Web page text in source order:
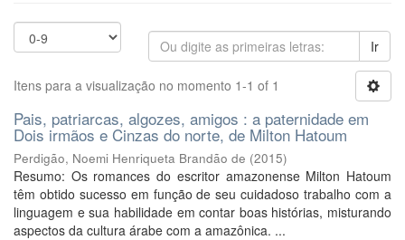
Ir
Itens para a visualização no momento 1-1 of 1
Pais, patriarcas, algozes, amigos : a paternidade em
Dois irmãos e Cinzas do norte, de Milton Hatoum
Perdigão, Noemi Henriqueta Brandão de (2015)
Resumo: Os romances do escritor amazonense Milton Hatoum
têm obtido sucesso em função de seu cuidadoso trabalho com a
linguagem e sua habilidade em contar boas histórias, misturando
aspectos da cultura árabe com a amazônica. ...